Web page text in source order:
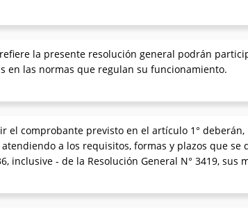
refiere la presente resolución general podrán
en las normas que regulan su funcionamiento.
el comprobante previsto en el artículo 1°
a los requisitos, formas y plazos que se
inclusive - de la Resolución General N° 3419, sus